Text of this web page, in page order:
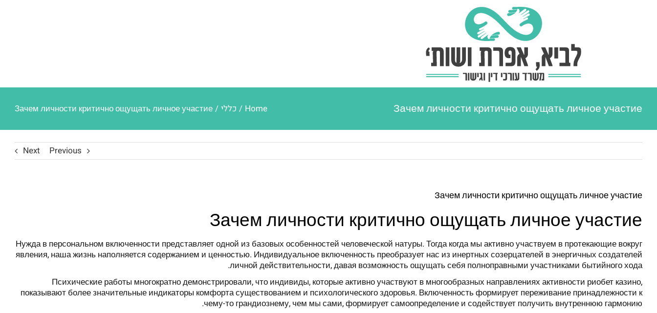
Зачем личности критично ощущать личное участие
Home
/ כללי /
Зачем личности критично ощущать личное участие
Previous
Next
Зачем личности критично ощущать личное участие
Зачем личности критично ощущать личное участие
Нужда в персональном включенности представляет одной из базовых особенностей человеческой натуры. Тогда когда мы активно участвуем в протекающие вокруг
явления, наша жизнь наполняется содержанием и ценностью. Индивидуальное включенность преобразует нас из инертных созерцателей в энергичных создателей
личной действительности, давая возможность ощущать себя полноправными участниками бытийного хода.
Психические работы многократно демонстрировали, что индивиды, которые активно участвуют в многообразных направлениях активности риобет казино,
показывают более значительные индикаторы комфорта существованием и психологического здоровья. Включенность формирует переживание принадлежности к
чему-то грандиознему, чем мы сами, формирует самоопределение и содействует получить внутреннюю гармонию.